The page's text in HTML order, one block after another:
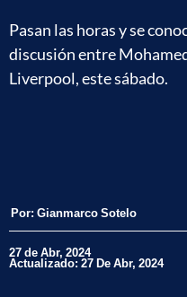
Pasan las horas y se
discusión entre
Liverpool, este sábado.
Por: Gianmarco Sotelo
27 de Abr, 2024
Actualizado: 27 De Abr, 2024